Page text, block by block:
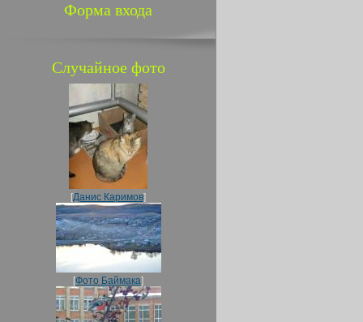
Форма входа
Случайное фото
[Данис Каримов]
[Фото Баймака]